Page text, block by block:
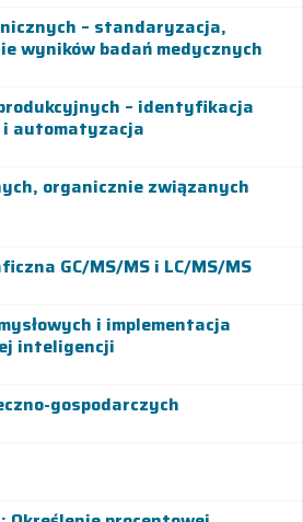
– standaryzacja,
wyników badań medycznych
– identyfikacja
automatyzacja
organicznie związanych
GC/MS/MS i LC/MS/MS
i implementacja
inteligencji
gospodarczych